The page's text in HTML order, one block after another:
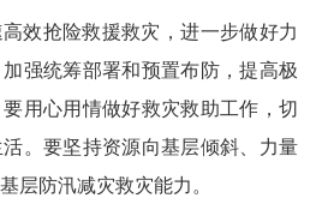
效抢险救援救灾，进一步做好力
强统筹部署和预置布防，提高极
用心用情做好救灾救助工作，切
。要坚持资源向基层倾斜、力量
层防汛减灾救灾能力。